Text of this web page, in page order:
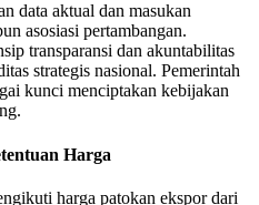
data aktual dan masukan
asosiasi pertambangan.
transparansi dan akuntabilitas
strategis nasional. Pemerintah
kunci menciptakan kebijakan
Harga
harga patokan ekspor dari